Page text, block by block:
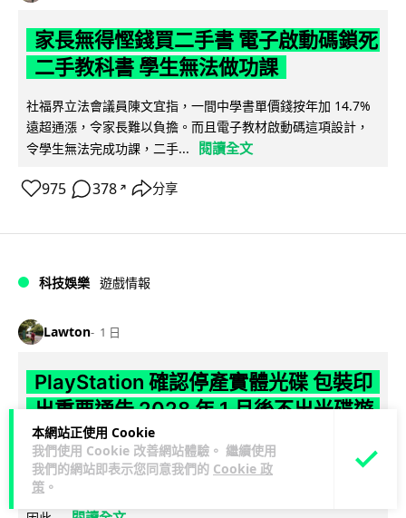
本網站正使用 Cookie
我們使用 Cookie 改善網站體驗。 繼續使用
我們的網站即表示您同意我們的 Cookie 政
策 。
家長無得慳錢買二手書 電子啟動碼鎖死
二手教科書 學生無法做功課
社福界立法會議員陳文宜指，一間中學書單價錢按年加 14.7%
遠超通漲，令家長難以負擔。而且電子教材啟動碼這項設計，
令學生無法完成功課，二手...
閱讀全文
975 378 ↗ 分享
科技娛樂 遊戲情報
Lawton 1 日
PlayStation 確認停產實體光碟 包裝印
出重要通告 2028 年 1 月後不出光碟遊
戲
Sony 已在 PS5 主機包裝加貼提示貼紙，重申官方 7 月已公布
計劃：2028 年 1 月起停產新遊戲實體光碟。分析師預期 PS6